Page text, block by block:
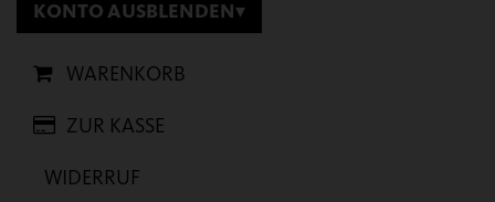
KONTO AUSBLENDEN ▾
WARENKORB
ZUR KASSE
WIDERRUF